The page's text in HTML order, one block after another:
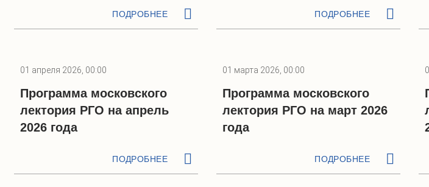
ПОДРОБНЕЕ ПОДРОБНЕЕ
01 апреля 2026, 00:00
Программа московского
лектория РГО на апрель
2026 года
ПОДРОБНЕЕ
01 марта 2026, 00:00
Программа московского
лектория РГО на март 2026
года
ПОДРОБНЕЕ